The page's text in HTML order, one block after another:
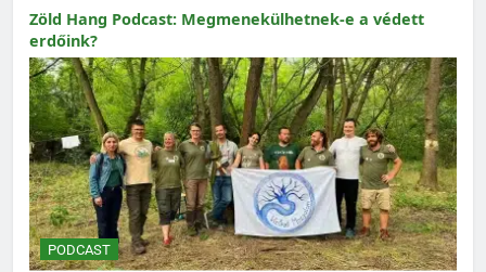
Zöld Hang Podcast: Megmenekülhetnek-e a védett
erdőink?
PODCAST